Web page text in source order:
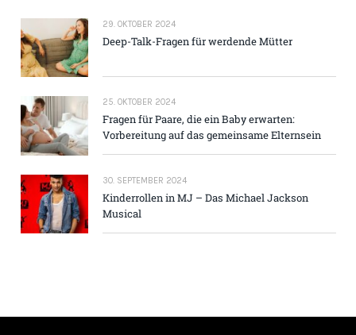
29. OKTOBER 2024
Deep-Talk-Fragen für werdende Mütter
25. OKTOBER 2024
Fragen für Paare, die ein Baby erwarten:
Vorbereitung auf das gemeinsame Elternsein
30. SEPTEMBER 2024
Kinderrollen in MJ – Das Michael Jackson
Musical